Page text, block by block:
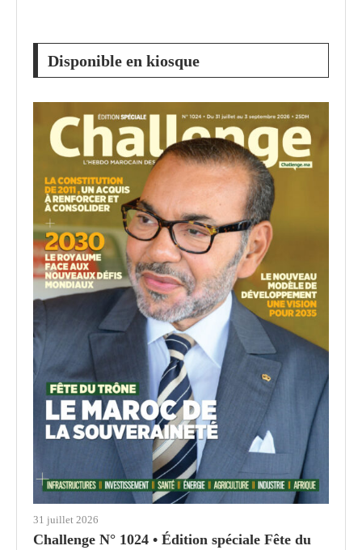
Disponible en kiosque
31 juillet 2026
Challenge N° 1024 • Édition spéciale Fête du